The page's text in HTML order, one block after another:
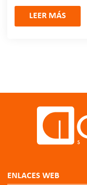
LEER MÁS
ENLACES WEB